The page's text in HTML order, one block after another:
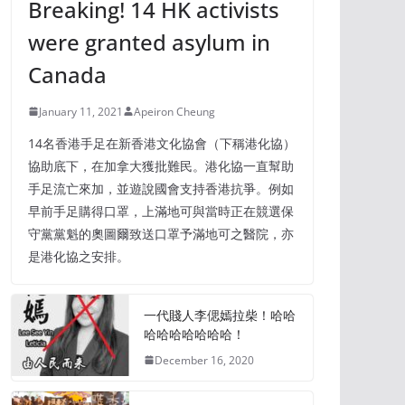
Breaking! 14 HK activists
were granted asylum in
Canada
January 11, 2021 Apeiron Cheung
14名香港手足在新香港文化協會（下稱港化協）
協助底下，在加拿大獲批難民。港化協一直幫助
手足流亡來加，並遊說國會支持香港抗爭。例如
早前手足購得口罩，上滿地可與當時正在競選保
守黨黨魁的奧圖爾致送口罩予滿地可之醫院，亦
是港化協之安排。
一代賤人李偲嫣拉柴！哈哈
哈哈哈哈哈哈哈！
December 16, 2020